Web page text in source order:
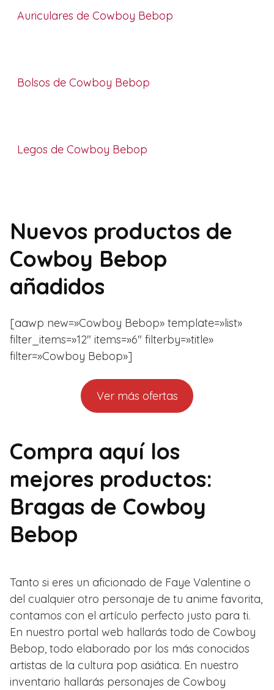
Auriculares de Cowboy Bebop
Bolsos de Cowboy Bebop
Legos de Cowboy Bebop
Nuevos productos de
Cowboy Bebop
añadidos
[aawp new=»Cowboy Bebop» template=»list»
filter_items=»12″ items=»6″ filterby=»title»
filter=»Cowboy Bebop»]
Ver más ofertas
Compra aquí los
mejores productos:
Bragas de Cowboy
Bebop
Tanto si eres un aficionado de Faye Valentine o
del cualquier otro personaje de tu anime favorita,
contamos con el artículo perfecto justo para ti.
En nuestro portal web hallarás todo de Cowboy
Bebop, todo elaborado por los más conocidos
artistas de la cultura pop asiática. En nuestro
inventario hallarás personajes de Cowboy